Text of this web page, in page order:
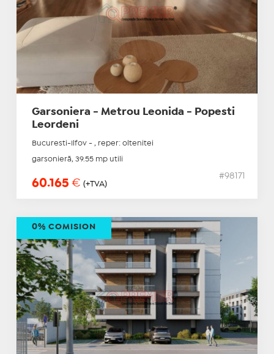
Garsoniera - Metrou Leonida - Popesti
Leordeni
Bucuresti-Ilfov - , reper: oltenitei
garsonieră, 39.55 mp utili
60.165 € (+TVA)
#98171
0% COMISION